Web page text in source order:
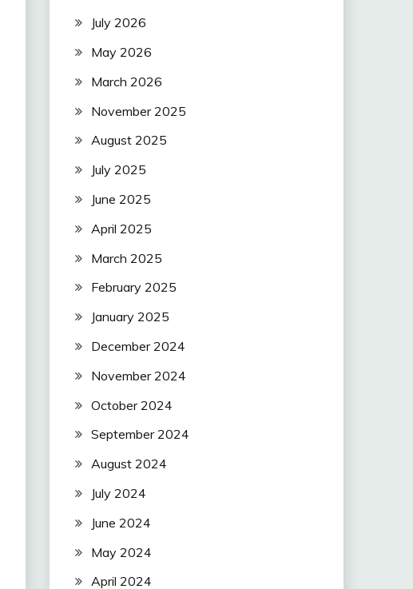
July 2026
May 2026
March 2026
November 2025
August 2025
July 2025
June 2025
April 2025
March 2025
February 2025
January 2025
December 2024
November 2024
October 2024
September 2024
August 2024
July 2024
June 2024
May 2024
April 2024